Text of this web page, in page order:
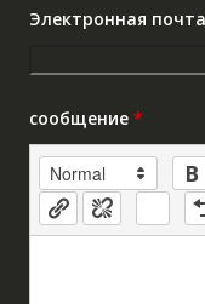
Электронная почта
сообщение *